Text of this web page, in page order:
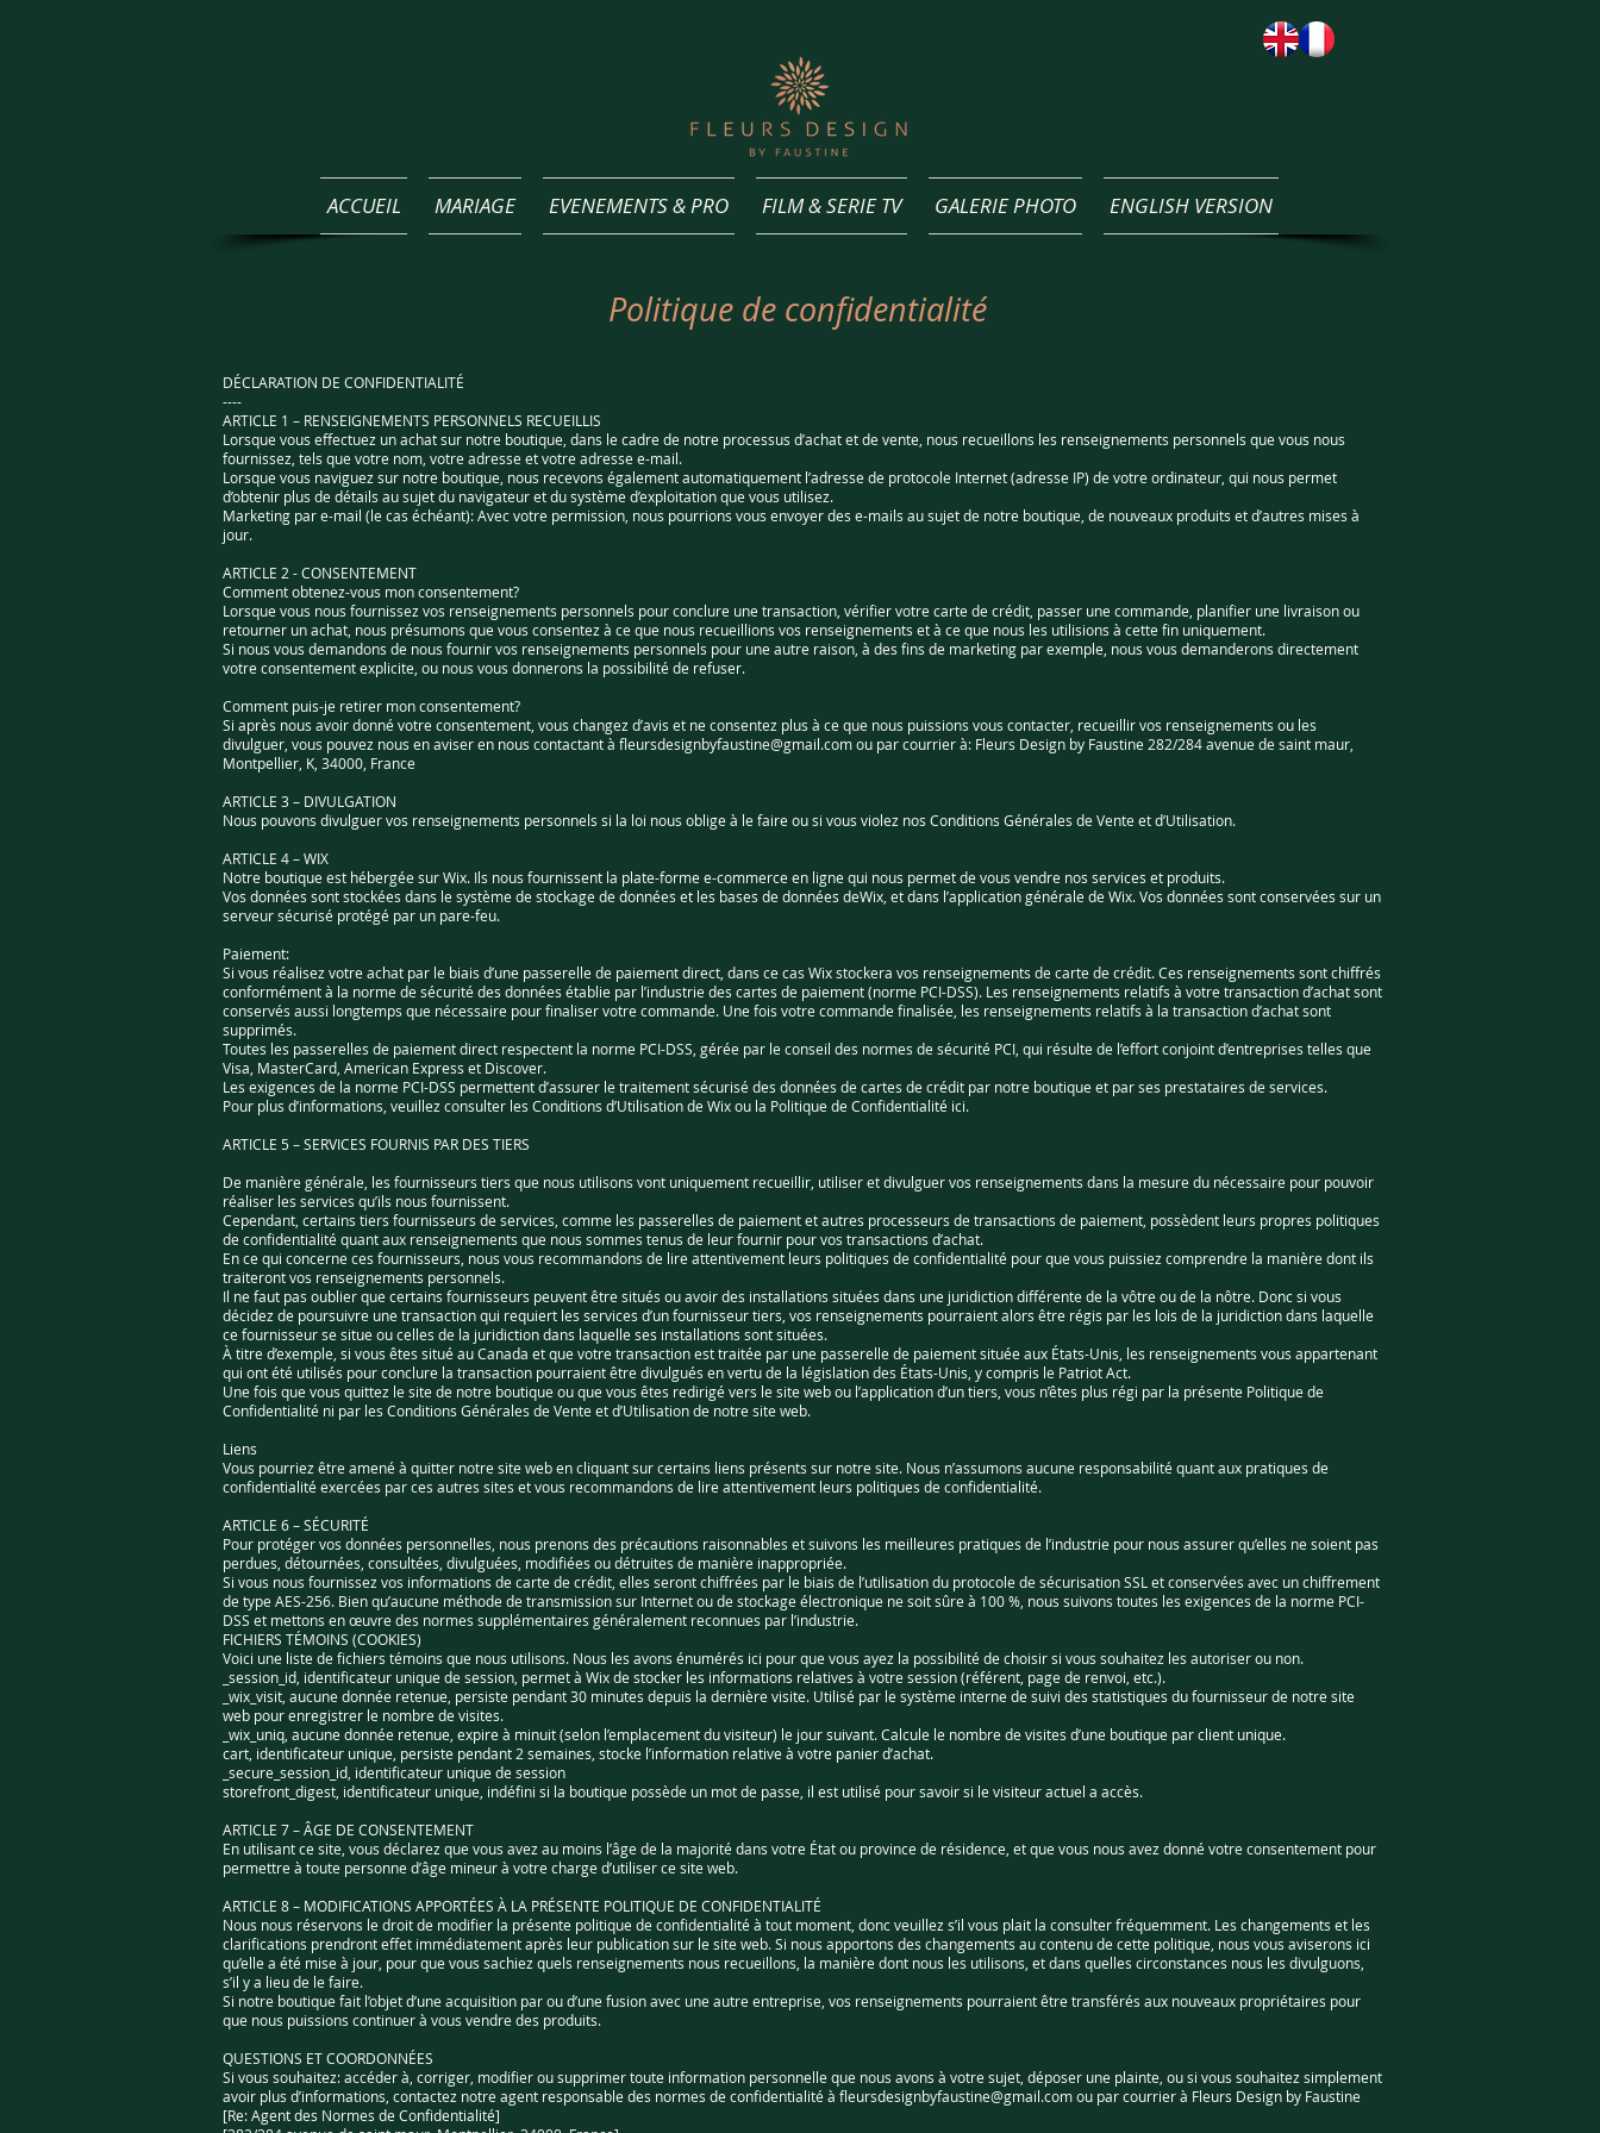
ACCUEIL MARIAGE EVENEMENTS & PRO FILM & SERIE TV GALERIE PHOTO ENGLISH VERSION
Politique de confidentialité
DÉCLARATION DE CONFIDENTIALITÉ
----
ARTICLE 1 – RENSEIGNEMENTS PERSONNELS RECUEILLIS
Lorsque vous effectuez un achat sur notre boutique, dans le cadre de notre processus d’achat et de vente, nous recueillons les renseignements personnels que vous nous
fournissez, tels que votre nom, votre adresse et votre adresse e-mail.
Lorsque vous naviguez sur notre boutique, nous recevons également automatiquement l’adresse de protocole Internet (adresse IP) de votre ordinateur, qui nous permet
d’obtenir plus de détails au sujet du navigateur et du système d’exploitation que vous utilisez.
Marketing par e-mail (le cas échéant): Avec votre permission, nous pourrions vous envoyer des e-mails au sujet de notre boutique, de nouveaux produits et d’autres mises à
jour.
ARTICLE 2 - CONSENTEMENT
Comment obtenez-vous mon consentement?
Lorsque vous nous fournissez vos renseignements personnels pour conclure une transaction, vérifier votre carte de crédit, passer une commande, planifier une livraison ou
retourner un achat, nous présumons que vous consentez à ce que nous recueillions vos renseignements et à ce que nous les utilisions à cette fin uniquement.
Si nous vous demandons de nous fournir vos renseignements personnels pour une autre raison, à des fins de marketing par exemple, nous vous demanderons directement
votre consentement explicite, ou nous vous donnerons la possibilité de refuser.
Comment puis-je retirer mon consentement?
Si après nous avoir donné votre consentement, vous changez d’avis et ne consentez plus à ce que nous puissions vous contacter, recueillir vos renseignements ou les
divulguer, vous pouvez nous en aviser en nous contactant à fleursdesignbyfaustine@gmail.comou par courrier à: Fleurs Design by Faustine 282/284 avenue de saint maur,
Montpellier, K, 34000, France
ARTICLE 3 – DIVULGATION
Nous pouvons divulguer vos renseignements personnels si la loi nous oblige à le faire ou si vous violez nos Conditions Générales de Vente et d’Utilisation.
ARTICLE 4 – WIX
Notre boutique est hébergée sur Wix. Ils nous fournissent la plate-forme e-commerce en ligne qui nous permet de vous vendre nos services et produits.
Vos données sont stockées dans le système de stockage de données et les bases de données deWix, et dans l’application générale de Wix. Vos données sont conservées sur un
serveur sécurisé protégé par un pare-feu.
Paiement:
Si vous réalisez votre achat par le biais d’une passerelle de paiement direct, dans ce cas Wix stockera vos renseignements de carte de crédit. Ces renseignements sont chiffrés
conformément à la norme de sécurité des données établie par l’industrie des cartes de paiement (norme PCI-DSS). Les renseignements relatifs à votre transaction d’achat sont
conservés aussi longtemps que nécessaire pour finaliser votre commande. Une fois votre commande finalisée, les renseignements relatifs à la transaction d’achat sont
supprimés.
Toutes les passerelles de paiement direct respectent la norme PCI-DSS, gérée par le conseil des normes de sécurité PCI, qui résulte de l’effort conjoint d’entreprises telles que
Visa, MasterCard, American Express et Discover.
Les exigences de la norme PCI-DSS permettent d’assurer le traitement sécurisé des données de cartes de crédit par notre boutique et par ses prestataires de services.
Pour plus d’informations, veuillez consulter les Conditions d’Utilisation de Wix ou la Politique de Confidentialité ici.
ARTICLE 5 – SERVICES FOURNIS PAR DES TIERS
De manière générale, les fournisseurs tiers que nous utilisons vont uniquement recueillir, utiliser et divulguer vos renseignements dans la mesure du nécessaire pour pouvoir
réaliser les services qu’ils nous fournissent.
Cependant, certains tiers fournisseurs de services, comme les passerelles de paiement et autres processeurs de transactions de paiement, possèdent leurs propres politiques
de confidentialité quant aux renseignements que nous sommes tenus de leur fournir pour vos transactions d’achat.
En ce qui concerne ces fournisseurs, nous vous recommandons de lire attentivement leurs politiques de confidentialité pour que vous puissiez comprendre la manière dont ils
traiteront vos renseignements personnels.
Il ne faut pas oublier que certains fournisseurs peuvent être situés ou avoir des installations situées dans une juridiction différente de la vôtre ou de la nôtre. Donc si vous
décidez de poursuivre une transaction qui requiert les services d’un fournisseur tiers, vos renseignements pourraient alors être régis par les lois de la juridiction dans laquelle
ce fournisseur se situe ou celles de la juridiction dans laquelle ses installations sont situées.
À titre d’exemple, si vous êtes situé au Canada et que votre transaction est traitée par une passerelle de paiement située aux États-Unis, les renseignements vous appartenant
qui ont été utilisés pour conclure la transaction pourraient être divulgués en vertu de la législation des États-Unis, y compris le Patriot Act.
Une fois que vous quittez le site de notre boutique ou que vous êtes redirigé vers le site web ou l’application d’un tiers, vous n’êtes plus régi par la présente Politique de
Confidentialité ni par les Conditions Générales de Vente et d’Utilisation de notre site web.
Liens
Vous pourriez être amené à quitter notre site web en cliquant sur certains liens présents sur notre site. Nous n’assumons aucune responsabilité quant aux pratiques de
confidentialité exercées par ces autres sites et vous recommandons de lire attentivement leurs politiques de confidentialité.
ARTICLE 6 – SÉCURITÉ
Pour protéger vos données personnelles, nous prenons des précautions raisonnables et suivons les meilleures pratiques de l’industrie pour nous assurer qu’elles ne soient pas
perdues, détournées, consultées, divulguées, modifiées ou détruites de manière inappropriée.
Si vous nous fournissez vos informations de carte de crédit, elles seront chiffrées par le biais de l’utilisation du protocole de sécurisation SSL et conservées avec un chiffrement
de type AES-256. Bien qu’aucune méthode de transmission sur Internet ou de stockage électronique ne soit sûre à 100 %, nous suivons toutes les exigences de la norme PCI-
DSS et mettons en œuvre des normes supplémentaires généralement reconnues par l’industrie.
FICHIERS TÉMOINS (COOKIES)
Voici une liste de fichiers témoins que nous utilisons. Nous les avons énumérés ici pour que vous ayez la possibilité de choisir si vous souhaitez les autoriser ou non.
_session_id, identificateur unique de session, permet à Wix de stocker les informations relatives à votre session (référent, page de renvoi, etc.).
_wix_visit, aucune donnée retenue, persiste pendant 30 minutes depuis la dernière visite. Utilisé par le système interne de suivi des statistiques du fournisseur de notre site
web pour enregistrer le nombre de visites.
_wix_uniq, aucune donnée retenue, expire à minuit (selon l’emplacement du visiteur) le jour suivant. Calcule le nombre de visites d’une boutique par client unique.
cart, identificateur unique, persiste pendant 2 semaines, stocke l’information relative à votre panier d’achat.
_secure_session_id, identificateur unique de session
storefront_digest, identificateur unique, indéfini si la boutique possède un mot de passe, il est utilisé pour savoir si le visiteur actuel a accès.
ARTICLE 7 – ÂGE DE CONSENTEMENT
En utilisant ce site, vous déclarez que vous avez au moins l’âge de la majorité dans votre État ou province de résidence, et que vous nous avez donné votre consentement pour
permettre à toute personne d’âge mineur à votre charge d’utiliser ce site web.
ARTICLE 8 – MODIFICATIONS APPORTÉES À LA PRÉSENTE POLITIQUE DE CONFIDENTIALITÉ
Nous nous réservons le droit de modifier la présente politique de confidentialité à tout moment, donc veuillez s’il vous plait la consulter fréquemment. Les changements et les
clarifications prendront effet immédiatement après leur publication sur le site web. Si nous apportons des changements au contenu de cette politique, nous vous aviserons ici
qu’elle a été mise à jour, pour que vous sachiez quels renseignements nous recueillons, la manière dont nous les utilisons, et dans quelles circonstances nous les divulguons,
s’il y a lieu de le faire.
Si notre boutique fait l’objet d’une acquisition par ou d’une fusion avec une autre entreprise, vos renseignements pourraient être transférés aux nouveaux propriétaires pour
que nous puissions continuer à vous vendre des produits.
QUESTIONS ET COORDONNÉES
Si vous souhaitez: accéder à, corriger, modifier ou supprimer toute information personnelle que nous avons à votre sujet, déposer une plainte, ou si vous souhaitez simplement
avoir plus d’informations, contactez notre agent responsable des normes de confidentialité à fleursdesignbyfaustine@gmail.comou par courrier à Fleurs Design by Faustine
[Re: Agent des Normes de Confidentialité]